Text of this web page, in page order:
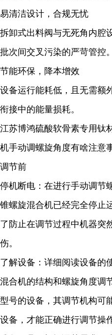
易清洁设计，合规无忧
拆卸式出料阀与无死角内腔
批次间交叉污染的严苛管控。
节能环保，降本增效
设备运行能耗低，且无需额
衔接中的能量损耗。
江苏博鸿硫酸软骨素专用钛
机手动调螺旋角度有啥注意
调节前
停机断电：在进行手动调节
锥螺旋混合机已经完全停止
了防止在调节过程中机器突
伤。
了解设备：详细阅读设备的
混合机的结构和螺旋角度调
型号的设备，其调节机构可
设备，才能正确进行调节操